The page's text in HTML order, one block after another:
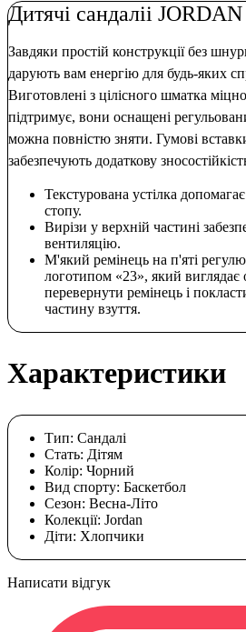
Дитячі сандаліі
Завдяки простій конструкції без
дарують вам енергію для будь-яких
Виготовлені з цілісного шматка
підтримує, вони оснащені
можна повністю зняти. Гумові
забезпечують додаткову
Текстурована устілка
стопу.
Вирізи у верхній частині
вентиляцію.
М'який ремінець на п'яті
логотипом «23», який виглядає
перевернути ремінець і
частину взуття.
Характеристики
Тип: Сандалі
Стать: Дітям
Колір: Чорний
Вид спорту: Баскетбол
Сезон: Весна-Літо
Колекції: Jordan
Діти: Хлопчики
Написати відгук